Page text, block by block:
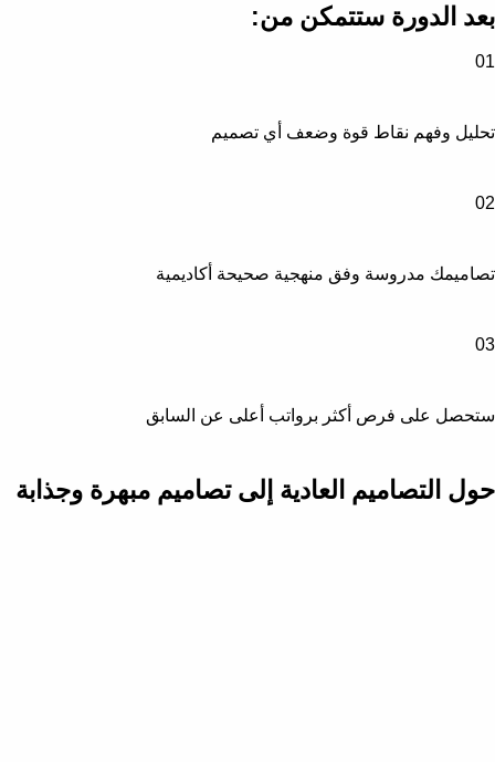
بعد الدورة ستتمكن من:
01
تحليل وفهم نقاط قوة وضعف أي تصميم
02
تصاميمك مدروسة وفق منهجية صحيحة أكاديمية
03
ستحصل على فرص أكثر برواتب أعلى عن السابق
حول التصاميم العادية إلى تصاميم مبهرة وجذابة